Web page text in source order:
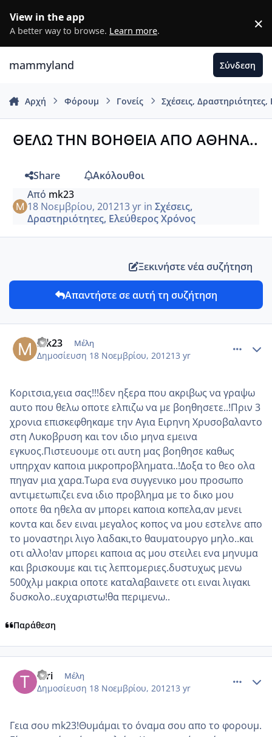
View in the app
A better way to browse. Learn more. ×
mammyland Σύνδεση
Αρχή Φόρουμ Γονείς Σχέσεις,
ΘΕΛΩ ΤΗΝ ΒΟΗΘΕΙΑ ΑΠΟ ΑΘΗΝΑ..
Share
Ακόλουθοι
Από mk23
18 Νοεμβρίου, 201213 yrin Σχέσεις,
Δραστηριότητες, Ελεύθερος Χρόνος
Ξεκινήστε νέα συζήτηση
Απαντήστε σε αυτή τη συζήτηση
mk23 Μέλη
Δημοσίευση 18 Νοεμβρίου, 201213 yr
Κοριτσια,γεια σας!!!δεν ηξερα που ακριβως να γραψω
αυτο που θελω οποτε ελπιζω να με βοηθησετε..!Πριν 3
χρονια επισκεφθηκαμε την Αγια Ειρηνη Χρυσοβαλαντο
στη Λυκοβρυση και τον ιδιο μηνα εμεινα
εγκυος.Πιστευουμε οτι αυτη μας βοηθησε καθως
υπηρχαν καποια μικροπροβληματα..!Δοξα το θεο ολα
πηγαν μια χαρα.Τωρα ενα συγγενικο μου προσωπο
αντιμετωπιζει ενα ιδιο προβλημα με το δικο μου
οποτε θα ηθελα αν μπορει καποια κοπελα,αν μενει
κοντα και δεν ειναι μεγαλος κοπος να μου εστελνε απο
το μοναστηρι λιγο λαδακι,το θαυματουργο μηλο..και
οτι αλλο!αν μπορει καποια ας μου στειλει ενα μηνυμα
και βρισκουμε και τις λεπτομεριες.δυστυχως μενω
500χλμ μακρια οποτε καταλαβαινετε οτι ειναι λιγακι
δυσκολο..ευχαριστω!θα περιμενω..
Παράθεση
teri Μέλη
Δημοσίευση 18 Νοεμβρίου, 201213 yr
Γεια σου mk23!Θυμάμαι το όναμα σου απο το φορουμ.